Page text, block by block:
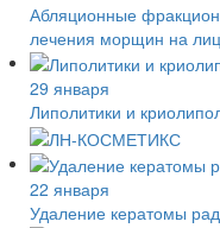
Абляционные
лечения морщин на
29 января
Липолитики и
22 января
Удаление кератомы